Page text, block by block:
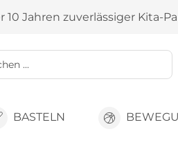
10 Jahren zuverlässiger Kita-
BASTELN